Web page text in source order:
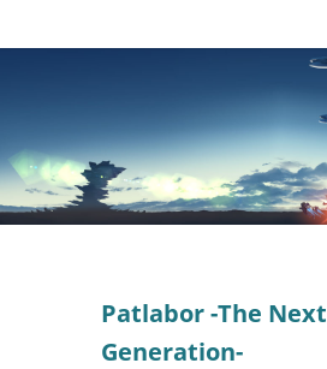
Patlabor -The Next
Generation-